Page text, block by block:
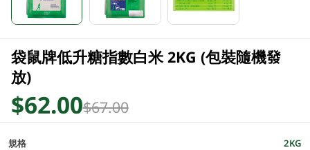
袋鼠牌低升糖指數白米 2KG (包裝隨機發
放)
$62.00$67.00
規格 2KG